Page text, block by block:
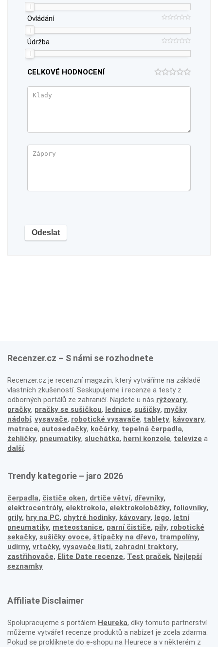
Ovládání
Údržba
CELKOVÉ HODNOCENÍ
Recenzer.cz – S námi se rozhodnete
Recenzer.cz je recenzní magazín, který vytváříme na základě
vlastních zkušeností. Seskupujeme i recenze a testy z
odborných portálů ze zahraničí. Najdete u nás rýžovary,
pračky, pračky se sušičkou, lednice, sušičky, myčky
nádobí, vysavače, robotické vysavače, tablety, kávovary,
matrace, autosedačky, kočárky, tepelná čerpadla,
žehličky, pneumatiky, sluchátka, herní konzole, televize a
další.
Trendy kategorie – jaro 2026
čerpadla, čističe oken, drtiče větví, dřevníky,
elektrocentrály, elektrokola, elektrokoloběžky, foliovníky,
grily, hry na PC, chytré hodinky, kávovary, lego, letní
pneumatiky, meteostanice, parní čističe, pily, robotické
sekačky, sušičky ovoce, štípačky na dřevo, trampolíny,
udírny, vrtačky, vysavače listí, zahradní traktory,
zastřihovače, Elite Date recenze, Test praček, Nejlepší
seznamky
Affiliate Disclaimer
Spolupracujeme s portálem Heureka, díky tomuto partnerství
můžeme vytvářet recenze produktů a nabízet je zcela zdarma.
Pokud se prokliknete do e-shopu na Heurece a v některém z